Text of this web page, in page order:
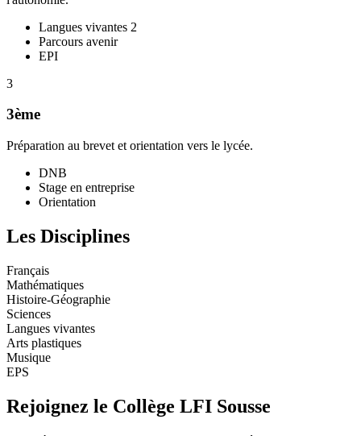
Langues vivantes 2
Parcours avenir
EPI
3
3ème
Préparation au brevet et orientation vers le lycée.
DNB
Stage en entreprise
Orientation
Les Disciplines
Français
Mathématiques
Histoire-Géographie
Sciences
Langues vivantes
Arts plastiques
Musique
EPS
Rejoignez le Collège LFI Sousse